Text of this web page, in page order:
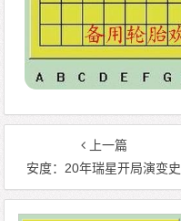
上一篇
安度：20年瑞星开局演变史